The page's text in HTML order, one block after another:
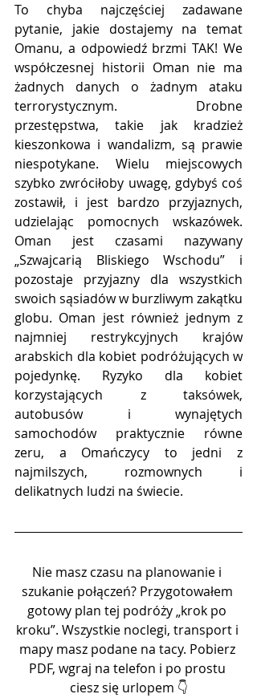
To chyba najczęściej zadawane
pytanie, jakie dostajemy na temat
Omanu, a odpowiedź brzmi TAK! We
współczesnej historii Oman nie ma
żadnych danych o żadnym ataku
terrorystycznym. Drobne
przestępstwa, takie jak kradzież
kieszonkowa i wandalizm, są prawie
niespotykane. Wielu miejscowych
szybko zwróciłoby uwagę, gdybyś coś
zostawił, i jest bardzo przyjaznych,
udzielając pomocnych wskazówek.
Oman jest czasami nazywany
„Szwajcarią Bliskiego Wschodu” i
pozostaje przyjazny dla wszystkich
swoich sąsiadów w burzliwym zakątku
globu. Oman jest również jednym z
najmniej restrykcyjnych krajów
arabskich dla kobiet podróżujących w
pojedynkę. Ryzyko dla kobiet
korzystających z taksówek,
autobusów i wynajętych
samochodów praktycznie równe
zeru, a Omańczycy to jedni z
najmilszych, rozmownych i
delikatnych ludzi na świecie.
Nie masz czasu na planowanie i
szukanie połączeń? Przygotowałem
gotowy plan tej podróży „krok po
kroku”. Wszystkie noclegi, transport i
mapy masz podane na tacy. Pobierz
PDF, wgraj na telefon i po prostu
ciesz się urlopem 👇